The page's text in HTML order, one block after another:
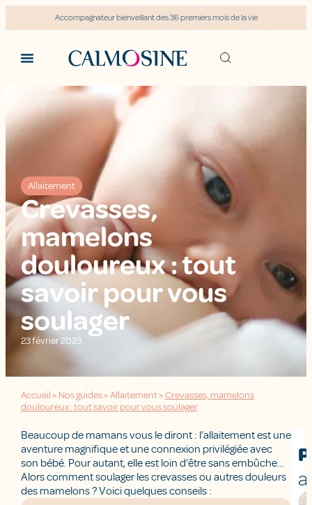
Accompagnateur bienveillant des 36 premiers mois de la vie
Allaitement
Crevasses,
mamelons
douloureux : tout
savoir pour vous
soulager
23 février 2023
Accueil» Nos guides»Allaitement»Crevasses, mamelons
douloureux : tout savoir pour vous soulager
Beaucoup de mamans vous le diront : l’allaitement est une
aventure magnifique et une connexion privilégiée avec
son bébé. Pour autant, elle est loin d’être sans embûche…
Alors comment soulager les crevasses ou autres douleurs
des mamelons ? Voici quelques conseils :